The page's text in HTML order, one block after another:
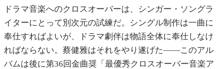
ドラマ音楽へのクロスオーバーは、シンガー・ソングラ
イターにとって別次元の試練だ。シングル制作は一曲に
奉仕すればよいが、ドラマ劇伴は物語全体に奉仕しなけ
ればならない。蔡健雅はそれをやり遂げた——このアル
バムは後に第36回金曲奨「最優秀クロスオーバー音楽ア